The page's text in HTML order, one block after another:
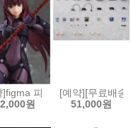
마구치 DC 코믹스 데스샷
]figma 피그마 Fate/Grand
원
[예약][무료배
51,000원